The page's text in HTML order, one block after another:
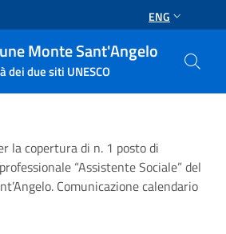
ENG
Monte Sant'Angelo
dei due siti UNESCO
la copertura di n. 1 posto di
“Assistente Sociale” del
Comunicazione calendario